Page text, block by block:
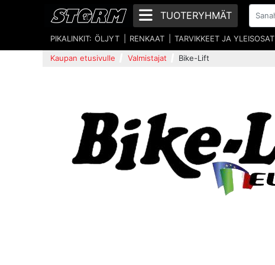
TUOTERYHMÄT
PIKALINKIT: ÖLJYT RENKAAT TARVIKKEET JA YLEISOSAT
Kaupan etusivulle Valmistajat Bike-Lift